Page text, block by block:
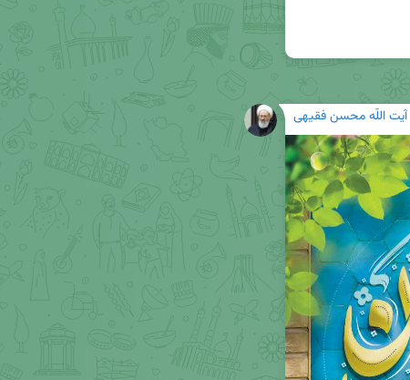
آیت اللّه محسن فقیهی